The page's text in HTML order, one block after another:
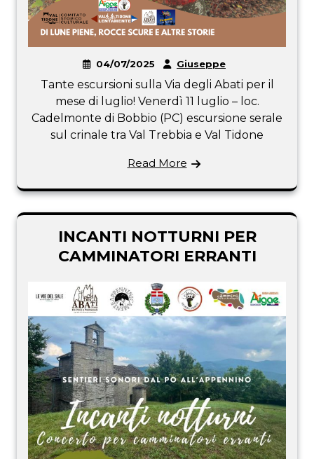
04/07/2025 Giuseppe
Tante escursioni sulla Via degli Abati per il
mese di luglio! Venerdì 11 luglio – loc.
Cadelmonte di Bobbio (PC) escursione serale
sul crinale tra Val Trebbia e Val Tidone
Read More
INCANTI NOTTURNI PER
CAMMINATORI ERRANTI